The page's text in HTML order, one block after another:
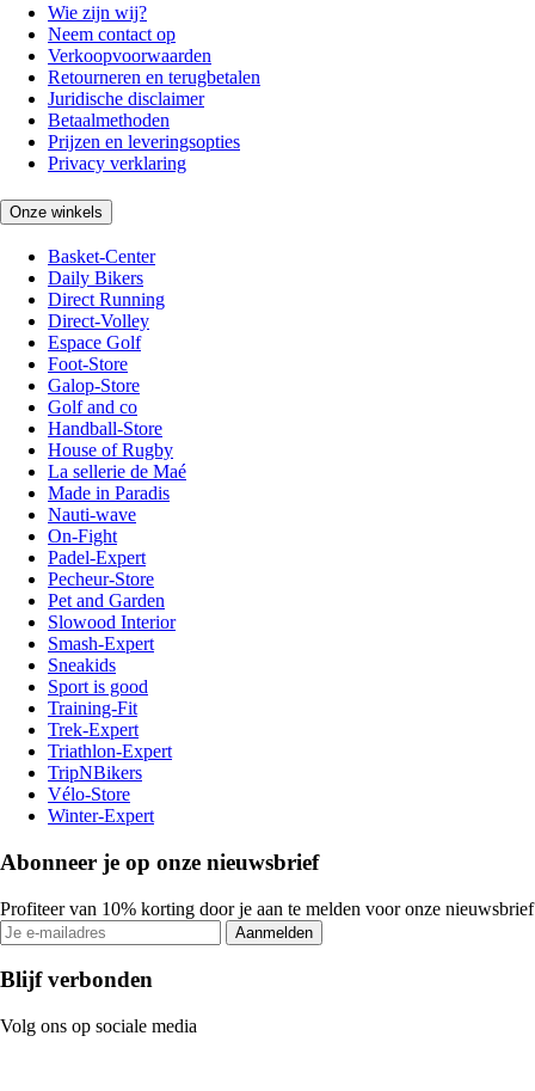
Wie zijn wij?
Neem contact op
Verkoopvoorwaarden
Retourneren en terugbetalen
Juridische disclaimer
Betaalmethoden
Prijzen en leveringsopties
Privacy verklaring
Onze winkels
Basket-Center
Daily Bikers
Direct Running
Direct-Volley
Espace Golf
Foot-Store
Galop-Store
Golf and co
Handball-Store
House of Rugby
La sellerie de Maé
Made in Paradis
Nauti-wave
On-Fight
Padel-Expert
Pecheur-Store
Pet and Garden
Slowood Interior
Smash-Expert
Sneakids
Sport is good
Training-Fit
Trek-Expert
Triathlon-Expert
TripNBikers
Vélo-Store
Winter-Expert
Abonneer je op onze nieuwsbrief
Profiteer van 10% korting door je aan te melden voor onze nieuwsbrief
Aanmelden
Blijf verbonden
Volg ons op sociale media